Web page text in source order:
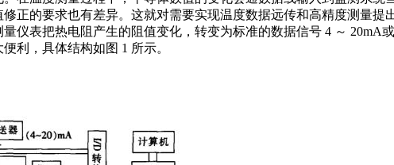
正的要求也有差异。这就对需要实现温度数据远传和高精度测量提
仪表把热电阻产生的阻值变化，转变为标准的数据信号 4 ～ 20mA
利，具体结构如图 1 所示。